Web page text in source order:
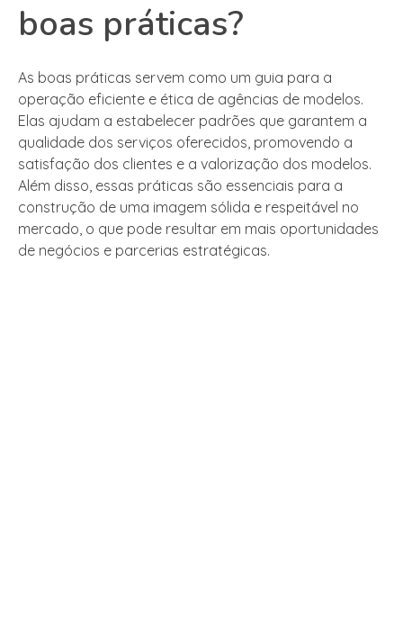
boas práticas?
As boas práticas servem como um guia para a
operação eficiente e ética de agências de modelos.
Elas ajudam a estabelecer padrões que garantem a
qualidade dos serviços oferecidos, promovendo a
satisfação dos clientes e a valorização dos modelos.
Além disso, essas práticas são essenciais para a
construção de uma imagem sólida e respeitável no
mercado, o que pode resultar em mais oportunidades
de negócios e parcerias estratégicas.